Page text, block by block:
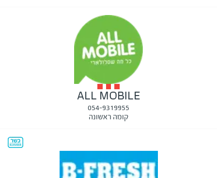
ALL MOBILE
054-9319955
קומה ראשונה